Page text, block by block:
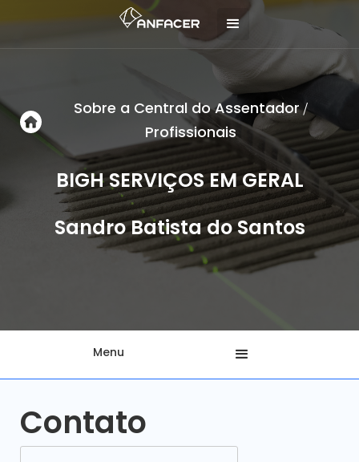
Sobre a Central do Assentador/
Profissionais
BIGH SERVIÇOS EM GERAL
Sandro Batista do Santos
Menu
Contato